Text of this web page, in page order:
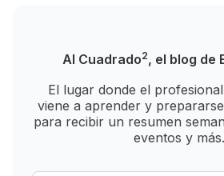
Al Cuadrado2, el blog de
El lugar donde el
viene a aprender y
para recibir un resumen
eventos y más.